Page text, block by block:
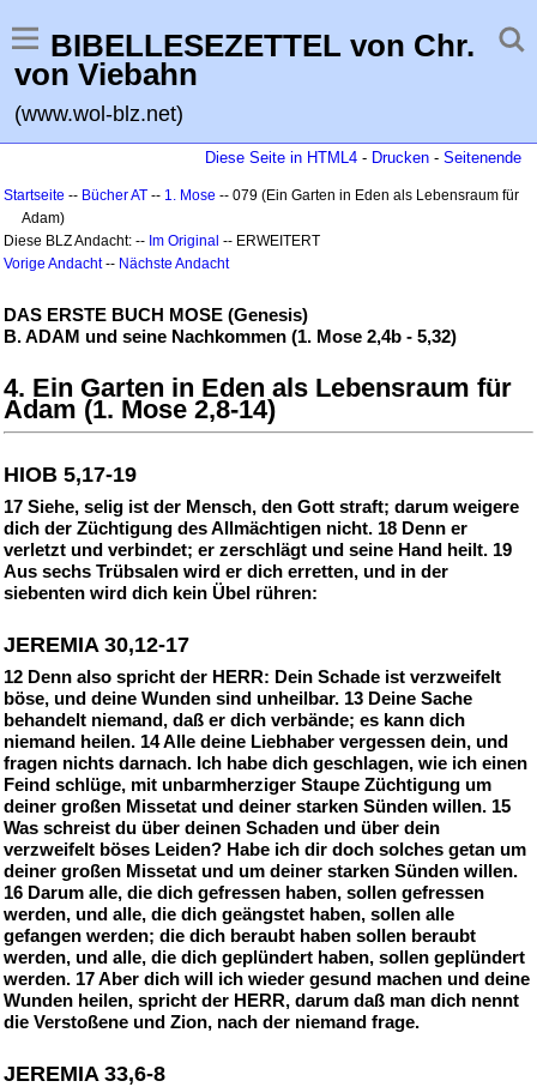
BIBELLESEZETTEL von Chr.
von Viebahn
(www.wol-blz.net)
Diese Seite in HTML4 - Drucken - Seitenende
Startseite -- Bücher AT -- 1. Mose -- 079 (Ein Garten in Eden als Lebensraum für
Adam)
Diese BLZ Andacht: -- Im Original -- ERWEITERT
Vorige Andacht-- Nächste Andacht
DAS ERSTE BUCH MOSE (Genesis)
B. ADAM und seine Nachkommen (1. Mose 2,4b - 5,32)
4. Ein Garten in Eden als Lebensraum für
Adam (1. Mose 2,8-14)
HIOB 5,17-19
17 Siehe, selig ist der Mensch, den Gott straft; darum weigere
dich der Züchtigung des Allmächtigen nicht. 18 Denn er
verletzt und verbindet; er zerschlägt und seine Hand heilt. 19
Aus sechs Trübsalen wird er dich erretten, und in der
siebenten wird dich kein Übel rühren:
JEREMIA 30,12-17
12 Denn also spricht der HERR: Dein Schade ist verzweifelt
böse, und deine Wunden sind unheilbar. 13 Deine Sache
behandelt niemand, daß er dich verbände; es kann dich
niemand heilen. 14 Alle deine Liebhaber vergessen dein, und
fragen nichts darnach. Ich habe dich geschlagen, wie ich einen
Feind schlüge, mit unbarmherziger Staupe Züchtigung um
deiner großen Missetat und deiner starken Sünden willen. 15
Was schreist du über deinen Schaden und über dein
verzweifelt böses Leiden? Habe ich dir doch solches getan um
deiner großen Missetat und um deiner starken Sünden willen.
16 Darum alle, die dich gefressen haben, sollen gefressen
werden, und alle, die dich geängstet haben, sollen alle
gefangen werden; die dich beraubt haben sollen beraubt
werden, und alle, die dich geplündert haben, sollen geplündert
werden. 17 Aber dich will ich wieder gesund machen und deine
Wunden heilen, spricht der HERR, darum daß man dich nennt
die Verstoßene und Zion, nach der niemand frage.
JEREMIA 33,6-8